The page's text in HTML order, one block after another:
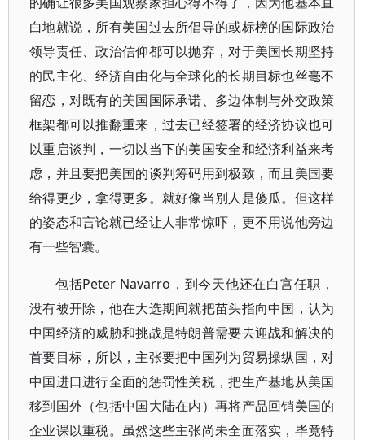
白地就说，所有美国过去所倡导的或标榜的国际政治
领导责任、政治信仰都可以抛弃，对于美国长期坚持
的民主化、经济自由化与全球化的长期目标也丝毫不
留恋，对既有的美国国际承诺、多边体制与外交政策
框架都可以推翻重来，过去已经签署的经济协议也可
以重启谈判，一切以当下的美国安全和经济利益来考
虑，并且要把美国的谈判筹码用到极致，而且美国要
给得更少，拿得更多。就好像当别人是傻瓜。但这样
的姿态和言论就已经让人非常惊吓，更不用说他旁边
有一些智囊。
包括Peter Navarro，到今天他还在白宫任职，
没有被开除，他在大选期间就把苗头指向中国，认为
中国经济的威胁和挑战是特朗普需要去迎战和解决的
首要目标，所以，主张要把中国列为贸易操纵国，对
中国进口进行全面的惩罚性关税，把生产基地从美国
移到国外（包括中国大陆在内）再将产品回销美国的
企业课以重税。虽然这些主张尚未全面落实，毕竟特